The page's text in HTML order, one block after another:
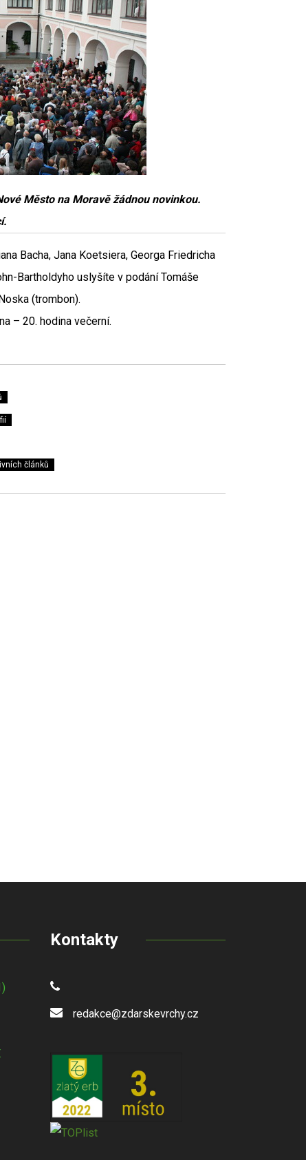
Město na Moravě žádnou novinkou.
Bacha, Jana Koetsiera, Georga Friedricha
Bartholdyho uslyšíte v podání Tomáše
(trombon).
– 20. hodina večerní.
článků
Kontakty
redakce@zdarskevrchy.cz